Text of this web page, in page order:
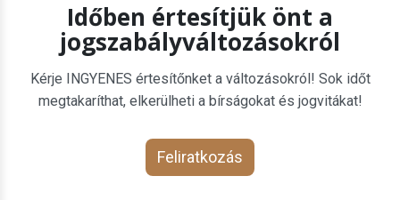
Időben értesítjük önt a
jogszabályváltozásokról
Kérje INGYENES értesítőnket a változásokról! Sok időt
megtakaríthat, elkerülheti a bírságokat és jogvitákat!
Feliratkozás